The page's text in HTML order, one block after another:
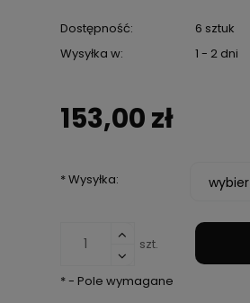
Dostępność:
6 sztuk
Wysyłka w:
1 - 2 dni
153,00 zł
*Wysyłka:
szt.
*- Pole wymagane